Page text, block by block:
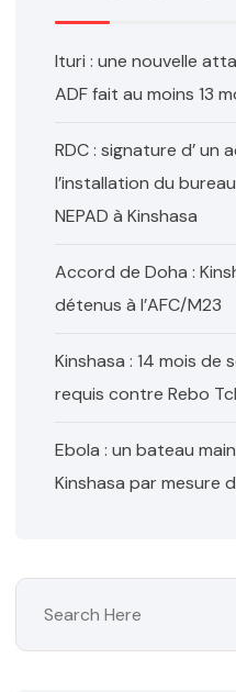
Ituri : une nouvelle
ADF fait au moins 13
RDC : signature d’ un
l’installation du
NEPAD à Kinshasa
Accord de Doha :
détenus à l’AFC/M23
Kinshasa : 14 mois de
requis contre Rebo
Ebola : un bateau
Kinshasa par mesure